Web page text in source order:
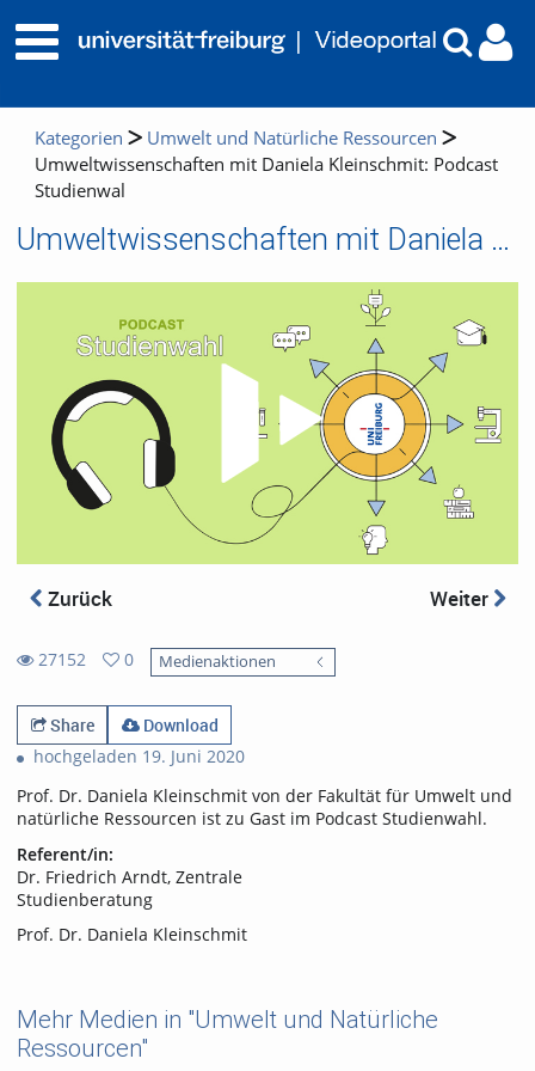
Kategorien
Umwelt und Natürliche Ressourcen
Umweltwissenschaften mit Daniela Kleinschmit: Podcast
Studienwal
Umweltwissenschaften mit Daniela Kleinschmit: Podcast Studienwal
Zurück Weiter
27152
views
0
favorites
Medienaktionen
Share
Download
hochgeladen 19. Juni 2020
Prof. Dr. Daniela Kleinschmit von der Fakultät für Umwelt und
natürliche Ressourcen ist zu Gast im Podcast Studienwahl.
Referent/in:
Dr. Friedrich Arndt, Zentrale
Studienberatung
Prof. Dr. Daniela Kleinschmit
Mehr Medien in "Umwelt und Natürliche
Ressourcen"